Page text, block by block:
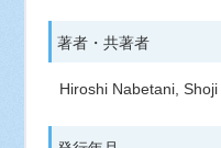
著者・共著者
Hiroshi Nabetani,